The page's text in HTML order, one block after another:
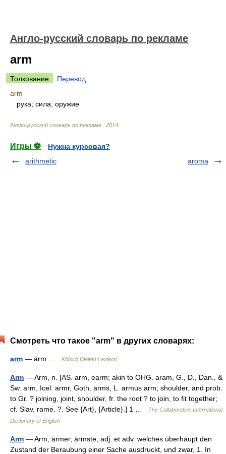
Англо-русский словарь по рекламе
arm
Толкование
Перевод
arm
рука; сила; оружие
Англо-русский словарь по рекламе 2014
Игры ⚽
Нужна курсовая?
arithmetic
aroma
Смотреть что такое "arm" в других словарях:
arm — ärm … Kölsch Dialekt Lexikon
Arm — Arm, n. [AS. arm, earm; akin to OHG. aram, G., D., Dan., &
Sw. arm, Icel. armr, Goth. arms, L. armus arm, shoulder, and prob.
to Gr. ? joining, joint, shoulder, fr. the root ? to join, to fit together;
cf. Slav. rame. ?. See {Art}, {Article}.] 1 …
The Collaborative International
Dictionary of English
Arm — Arm, ärmer, ärmste, adj. et adv. welches überhaupt den
Zustand der Beraubung einer Sache ausdruckt, und zwar, 1. In